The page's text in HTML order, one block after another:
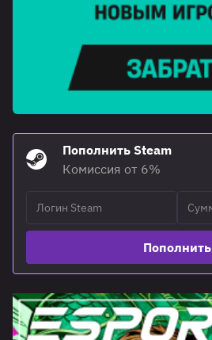
Пополнить Steam
Комиссия от 6%
Пополнить